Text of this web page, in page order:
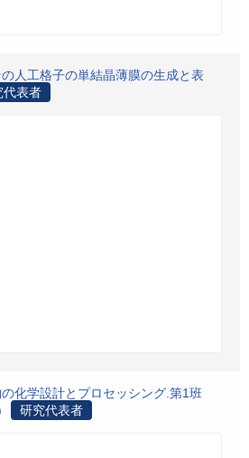
人工格子の単結晶薄膜の生成と表
代表者
化学設計とプロセッシング.第1班
研究代表者